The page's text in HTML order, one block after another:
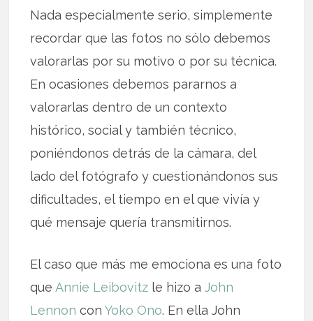
Nada especialmente serio, simplemente
recordar que las fotos no sólo debemos
valorarlas por su motivo o por su técnica.
En ocasiones debemos pararnos a
valorarlas dentro de un contexto
histórico, social y también técnico,
poniéndonos detrás de la cámara, del
lado del fotógrafo y cuestionándonos sus
dificultades, el tiempo en el que vivía y
qué mensaje quería transmitirnos.
El caso que más me emociona es una foto
que Annie Leibovitz le hizo aJohn
Lennon conYoko Ono. En ella John